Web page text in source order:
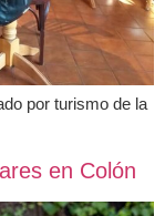
por turismo de la
en Colón